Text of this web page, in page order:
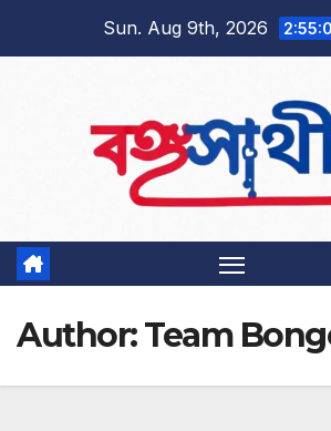
Sun. Aug 9th, 2026
Author:Team